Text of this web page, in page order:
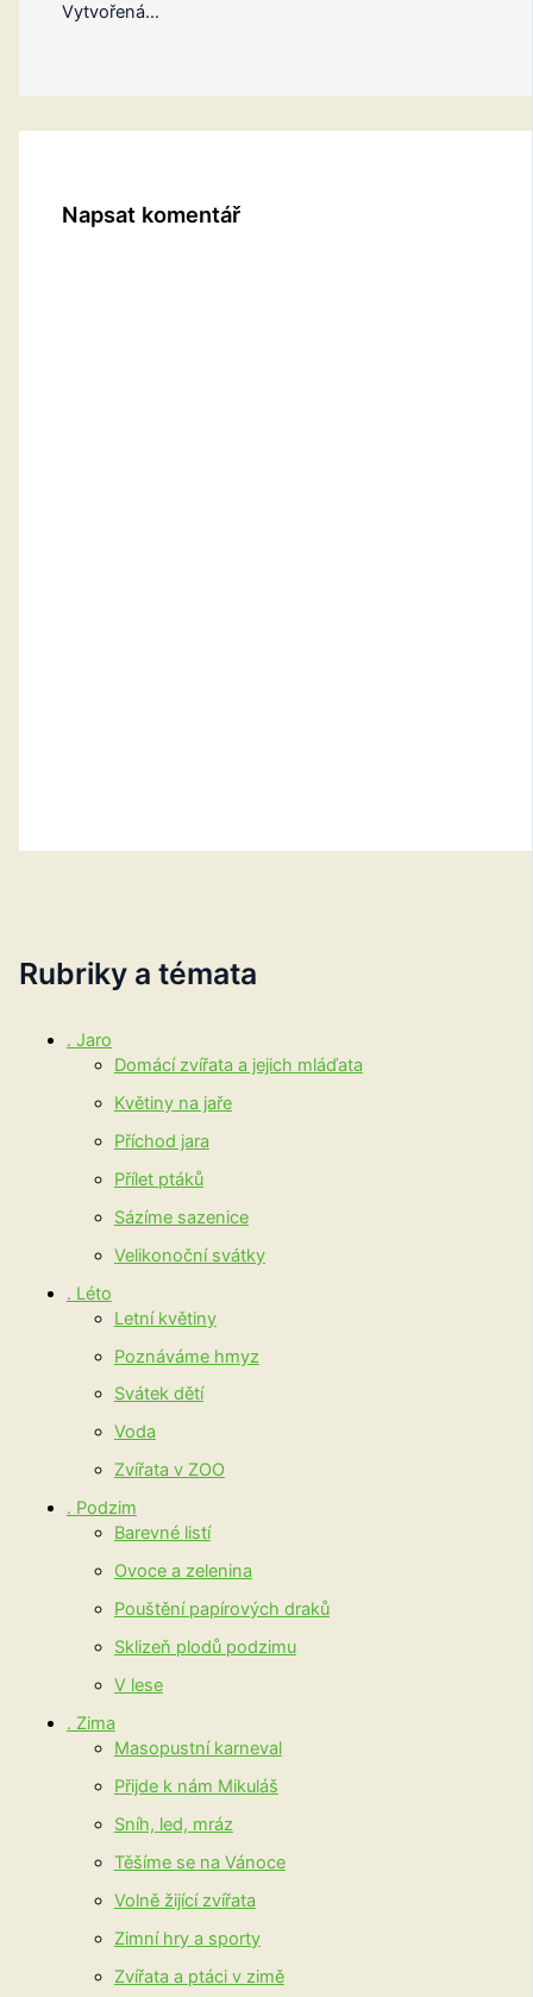
Rubriky a témata
. Jaro
Domácí zvířata a jejich mláďata
Květiny na jaře
Příchod jara
Přílet ptáků
Sázíme sazenice
Velikonoční svátky
. Léto
Letní květiny
Poznáváme hmyz
Svátek dětí
Voda
Zvířata v ZOO
. Podzim
Barevné listí
Ovoce a zelenina
Pouštění papírových draků
Sklizeň plodů podzimu
V lese
. Zima
Masopustní karneval
Přijde k nám Mikuláš
Sníh, led, mráz
Těšíme se na Vánoce
Volně žijící zvířata
Zimní hry a sporty
Zvířata a ptáci v zimě
Vytvořená…
Napsat komentář